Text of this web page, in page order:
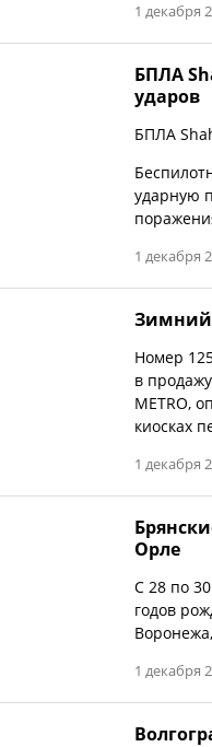
1 декабря
БПЛА
ударов
БПЛА
ударную
1 декабря
Зимний
Номер
в
METRO,
киосках
1 декабря
Орле
С 28 по
годов
1 декабря